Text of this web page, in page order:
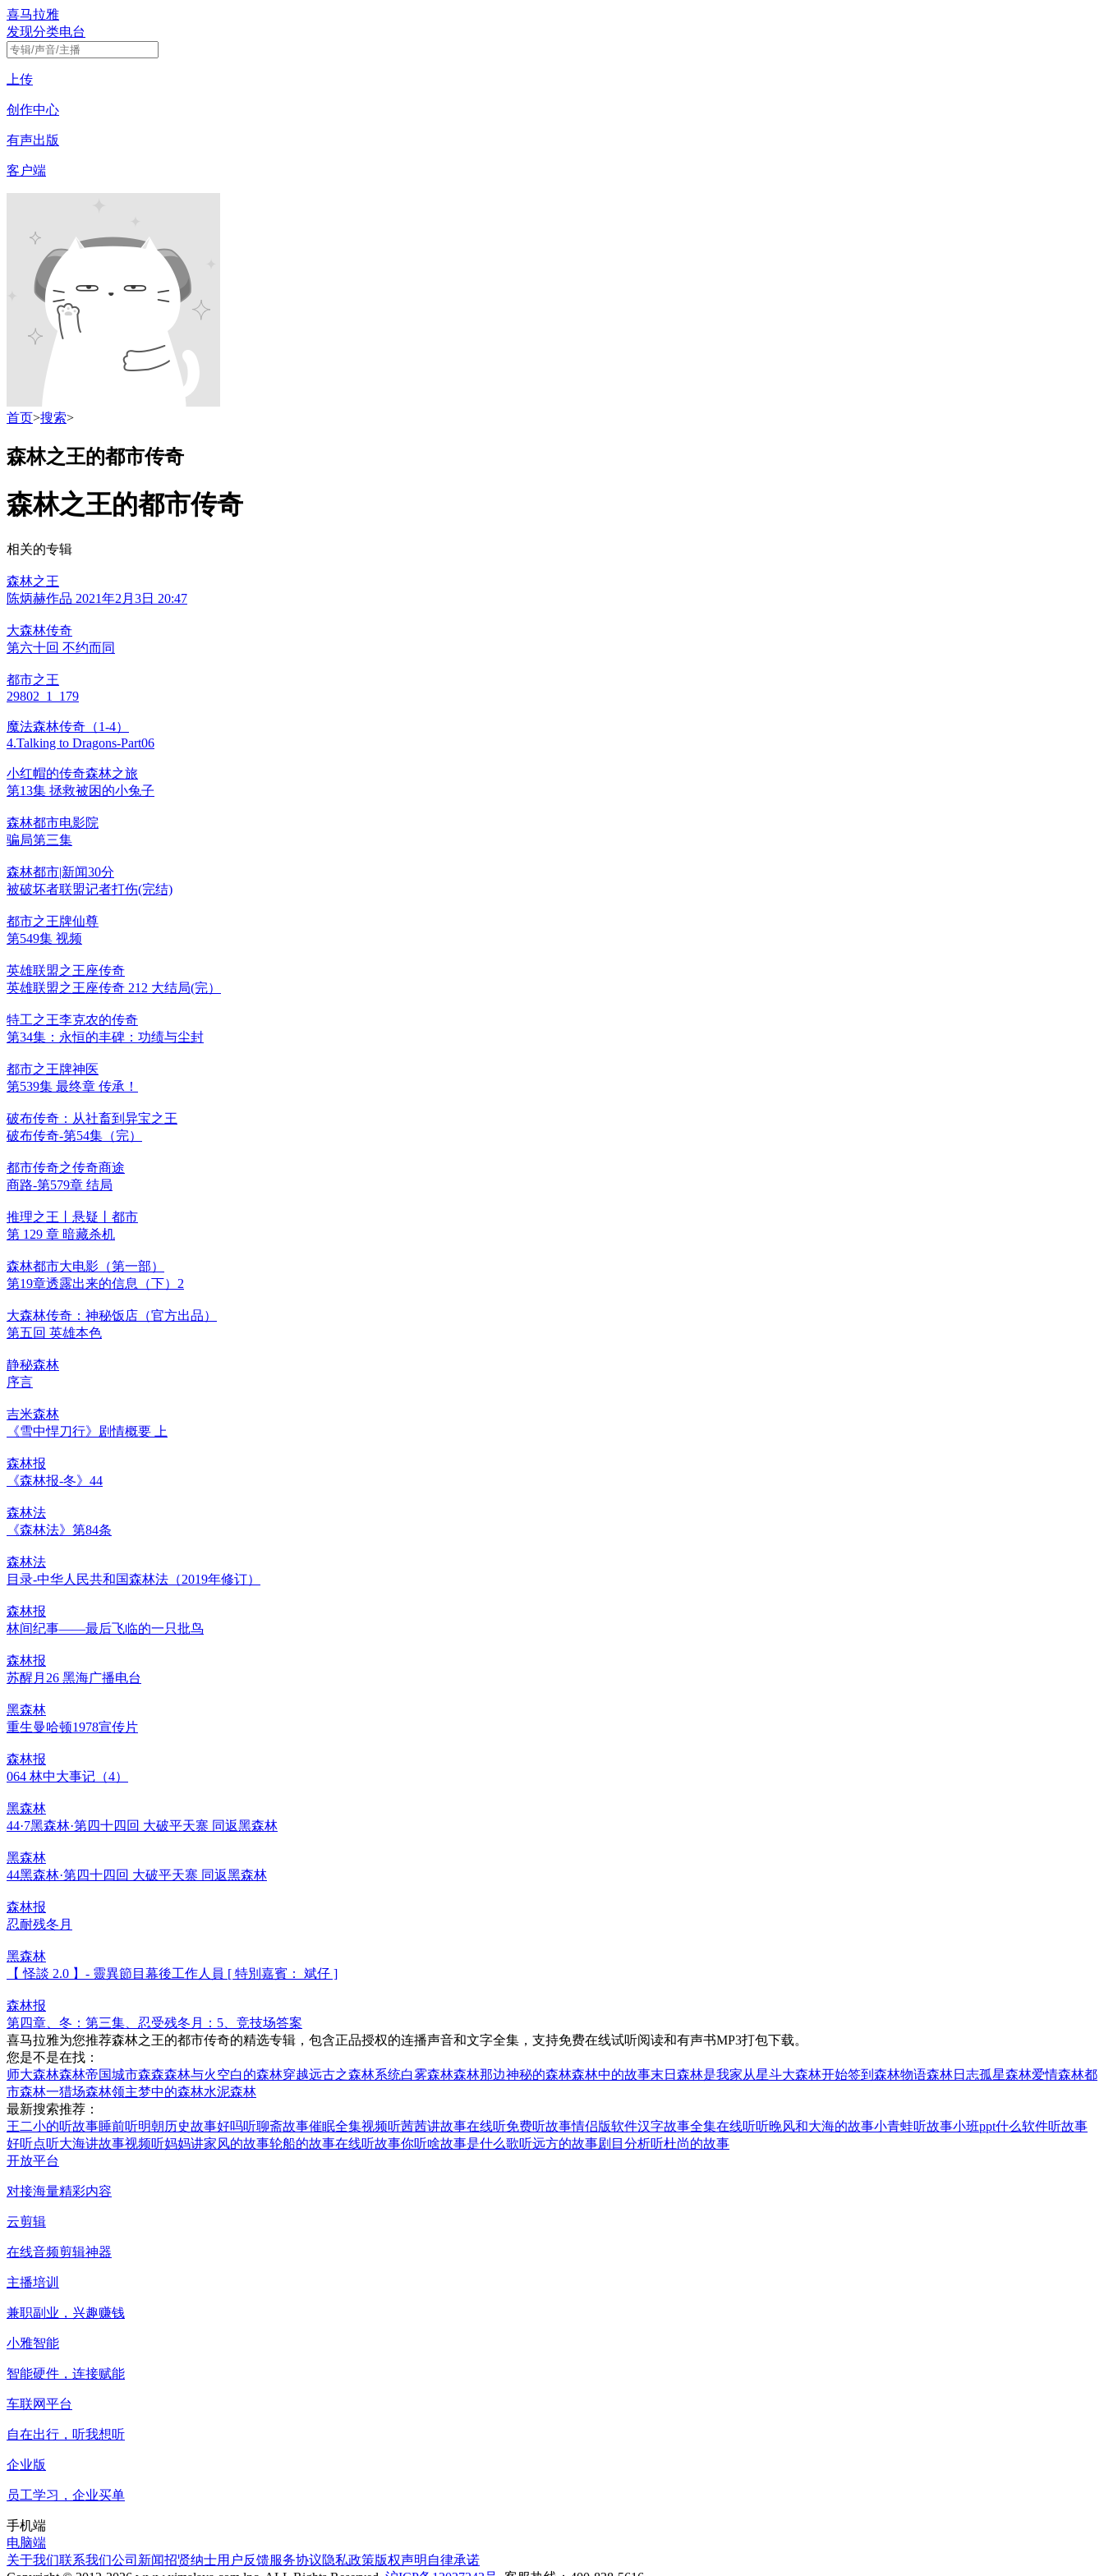
喜马拉雅
发现分类电台
上传
创作中心
有声出版
客户端
首页>搜索>
森林之王的都市传奇
森林之王的都市传奇
相关的专辑
森林之王
陈炳赫作品 2021年2月3日 20:47
大森林传奇
第六十回 不约而同
都市之王
29802_1_179
魔法森林传奇（1-4）
4.Talking to Dragons-Part06
小红帽的传奇森林之旅
第13集 拯救被困的小兔子
森林都市电影院
骗局第三集
森林都市|新闻30分
被破坏者联盟记者打伤(完结)
都市之王牌仙尊
第549集 视频
英雄联盟之王座传奇
英雄联盟之王座传奇 212 大结局(完）
特工之王李克农的传奇
第34集：永恒的丰碑：功绩与尘封
都市之王牌神医
第539集 最终章 传承！
破布传奇：从社畜到异宝之王
破布传奇-第54集（完）
都市传奇之传奇商途
商路-第579章 结局
推理之王丨悬疑丨都市
第 129 章 暗藏杀机
森林都市大电影（第一部）
第19章透露出来的信息（下）2
大森林传奇：神秘饭店（官方出品）
第五回 英雄本色
静秘森林
序言
吉米森林
《雪中悍刀行》剧情概要 上
森林报
《森林报-冬》44
森林法
《森林法》第84条
森林法
目录-中华人民共和国森林法（2019年修订）
森林报
林间纪事——最后飞临的一只批鸟
森林报
苏醒月26 黑海广播电台
黑森林
重生曼哈顿1978宣传片
森林报
064 林中大事记（4）
黑森林
44·7黑森林·第四十四回 大破平天寨 同返黑森林
黑森林
44黑森林·第四十四回 大破平天寨 同返黑森林
森林报
忍耐残冬月
黑森林
【 怪談 2.0 】- 靈異節目幕後工作人員 [ 特別嘉賓： 斌仔 ]
森林报
第四章、冬：第三集、忍受残冬月：5、竞技场答案
喜马拉雅为您推荐森林之王的都市传奇的精选专辑，包含正品授权的连播声音和文字全集，支持免费在线试听阅读和有声书MP3打包下载。
您是不是在找：
师大森林森林帝国城市森森森林与火空白的森林穿越远古之森林系统白雾森林森林那边神秘的森林森林中的故事末日森林是我家从星斗大森林开始签到 森林物语森林日志孤星森林爱情森林都
市森林一猎场森林领主梦中的森林水泥森林
最新搜索推荐：
王二小的听故事睡前听明朝历史故事好吗听聊斋故事催眠全集视频听茜茜讲故事在线听免费听故事情侣版软件汉字故事全集在线听听晚风和大海的故事小青蛙听故事小班ppt什么软件听故事
好听点听大海讲故事视频听妈妈讲家风的故事轮船的故事在线听故事你听啥故事是什么歌听远方的故事剧目分析听杜尚的故事
开放平台
对接海量精彩内容
云剪辑
在线音频剪辑神器
主播培训
兼职副业，兴趣赚钱
小雅智能
智能硬件，连接赋能
车联网平台
自在出行，听我想听
企业版
员工学习，企业买单
手机端
电脑端
关于我们联系我们公司新闻招贤纳士用户反馈服务协议隐私政策版权声明 自律承诺